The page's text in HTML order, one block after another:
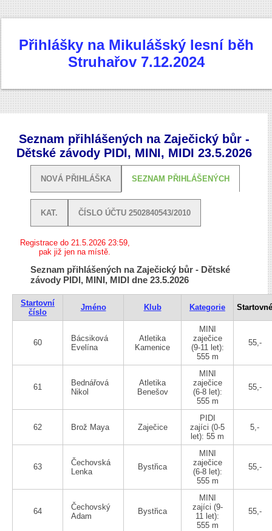
Přihlášky na Mikulášský lesní běh
Struhařov 7.12.2024
Seznam přihlášených na Zaječický bůr -
Dětské závody PIDI, MINI, MIDI 23.5.2026
NOVÁ PŘIHLÁŠKA SEZNAM PŘIHLÁŠENÝCH
KAT. ČÍSLO ÚČTU 2502840543/2010
Registrace do 21.5.2026 23:59,
pak již jen na místě.
Seznam přihlášených na Zaječický bůr - Dětské
závody PIDI, MINI, MIDI dne 23.5.2026
Startovní
číslo
Jméno Klub Kategorie Startovné
60
Bácsiková
Evelína
Atletika
Kamenice
MINI
zaječice
(9-11 let):
555 m
55,-
61
Bednářová
Nikol
Atletika
Benešov
MINI
zaječice
(6-8 let):
555 m
55,-
62 Brož Maya Zaječice
PIDI
zajíci (0-5
let): 55 m
5,-
63
Čechovská
Lenka
Bystřica
MINI
zaječice
(6-8 let):
555 m
55,-
64
Čechovský
Adam
Bystřica
MINI
zajíci (9-
11 let):
555 m
55,-